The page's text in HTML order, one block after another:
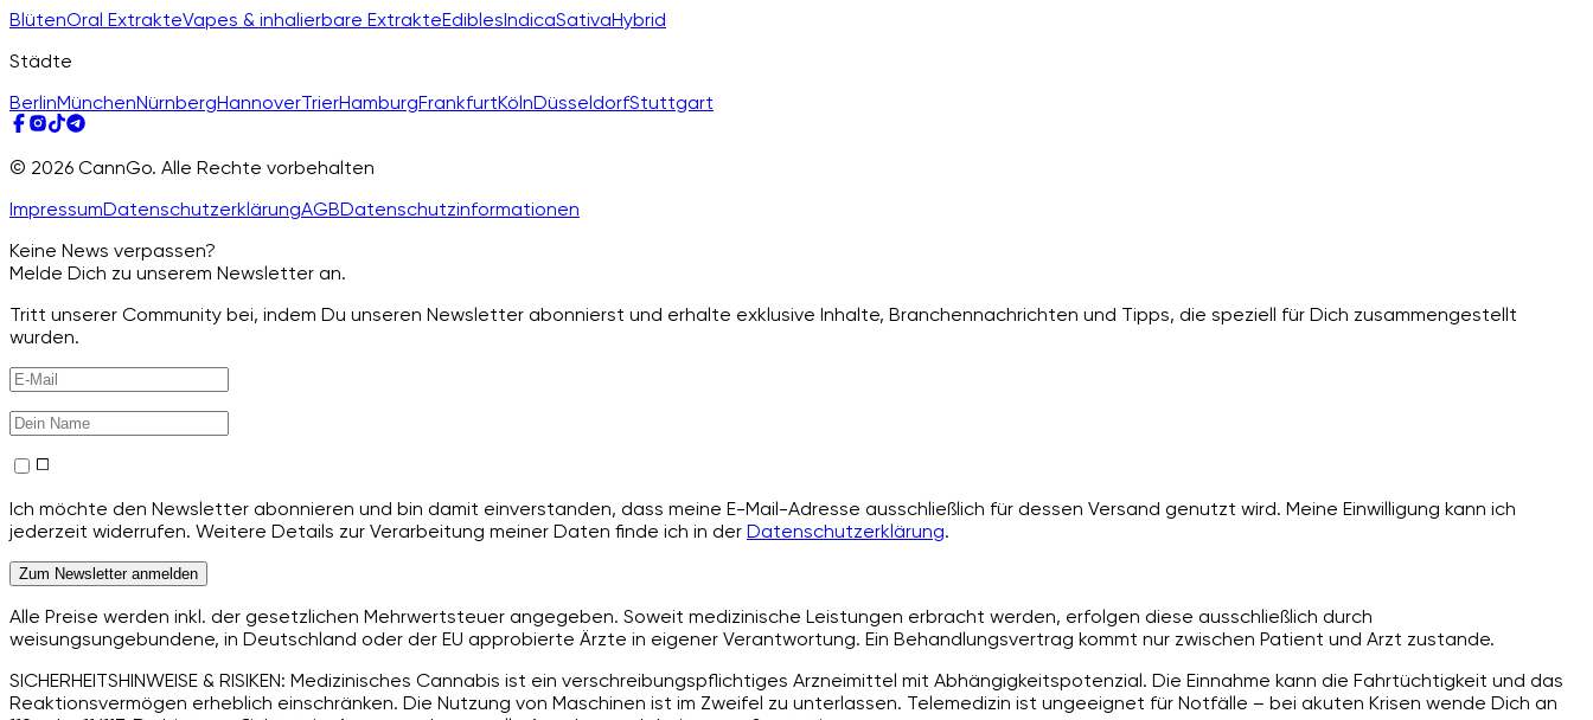
BlütenOral ExtrakteVapes & inhalierbare ExtrakteEdiblesIndicaSativaHybrid
Städte
BerlinMünchenNürnbergHannoverTrierHamburgFrankfurtKölnDüsseldorfStuttgart
© 2026 CannGo. Alle Rechte vorbehalten
ImpressumDatenschutzerklärungAGBDatenschutzinformationen
Keine News verpassen?
Melde Dich zu unserem Newsletter an.
Tritt unserer Community bei, indem Du unseren Newsletter abonnierst und erhalte exklusive Inhalte, Branchennachrichten und Tipps, die speziell für Dich zusammengestellt
wurden.
Ich möchte den Newsletter abonnieren und bin damit einverstanden, dass meine E-Mail-Adresse ausschließlich für dessen Versand genutzt wird. Meine Einwilligung kann ich
jederzeit widerrufen. Weitere Details zur Verarbeitung meiner Daten finde ich in der Datenschutzerklärung.
Zum Newsletter anmelden
Alle Preise werden inkl. der gesetzlichen Mehrwertsteuer angegeben. Soweit medizinische Leistungen erbracht werden, erfolgen diese ausschließlich durch
weisungsungebundene, in Deutschland oder der EU approbierte Ärzte in eigener Verantwortung. Ein Behandlungsvertrag kommt nur zwischen Patient und Arzt zustande.
SICHERHEITSHINWEISE & RISIKEN: Medizinisches Cannabis ist ein verschreibungspflichtiges Arzneimittel mit Abhängigkeitspotenzial. Die Einnahme kann die Fahrtüchtigkeit und das
Reaktionsvermögen erheblich einschränken. Die Nutzung von Maschinen ist im Zweifel zu unterlassen. Telemedizin ist ungeeignet für Notfälle – bei akuten Krisen wende Dich an